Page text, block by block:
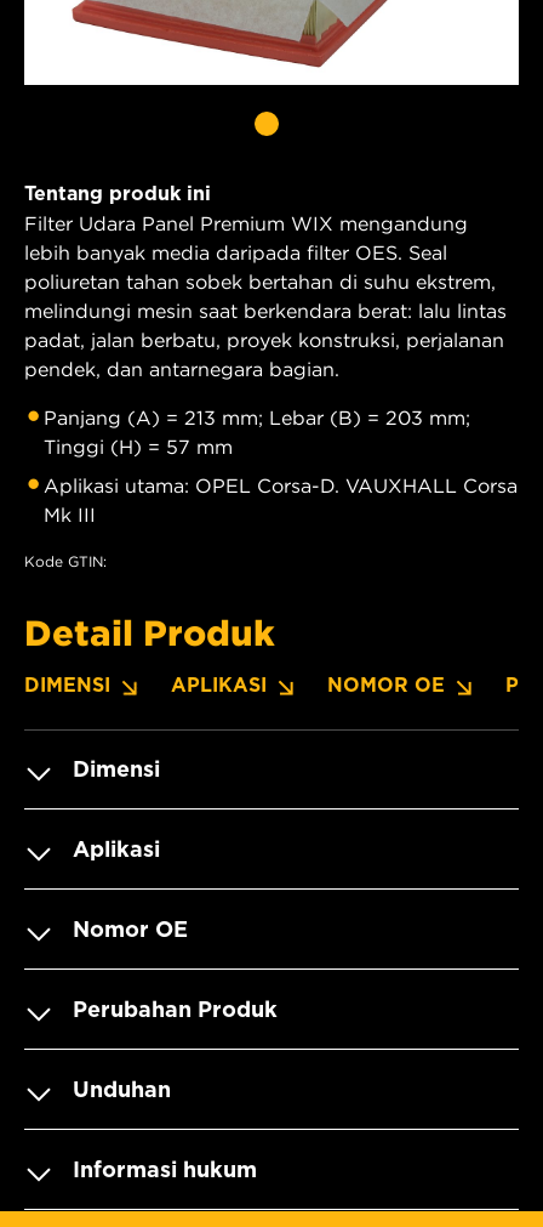
Tentang produk ini
Filter Udara Panel Premium WIX mengandung
lebih banyak media daripada filter OES. Seal
poliuretan tahan sobek bertahan di suhu ekstrem,
melindungi mesin saat berkendara berat: lalu lintas
padat, jalan berbatu, proyek konstruksi, perjalanan
pendek, dan antarnegara bagian.
Panjang (A) = 213 mm; Lebar (B) = 203 mm;
Tinggi (H) = 57 mm
Aplikasi utama: OPEL Corsa-D. VAUXHALL Corsa
Mk III
Kode GTIN:
Detail Produk
DIMENSI APLIKASI NOMOR OE
Dimensi
Aplikasi
Nomor OE
Perubahan Produk
Unduhan
Informasi hukum